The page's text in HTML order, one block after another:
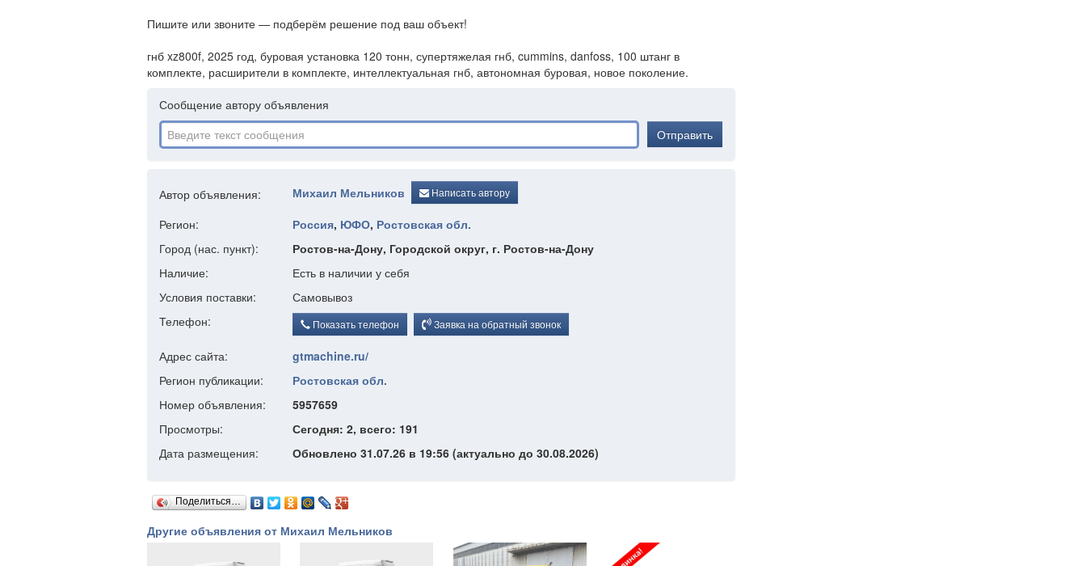
Пишите или звоните — подберём решение под ваш объект!
гнб xz800f, 2025 год, буровая установка 120 тонн, супертяжелая гнб, cummins, danfoss, 100 штанг в
комплекте, расширители в комплекте, интеллектуальная гнб, автономная буровая, новое поколение.
Сообщение автору объявления
Отправить
Автор объявления: Михаил Мельников Написать автору
Регион: Россия, ЮФО, Ростовская обл.
Город (нас. пункт):
Ростов-на-Дону, Городской округ, г. Ростов-на-Дону
Наличие:
Есть в наличии у себя
Условия поставки:
Самовывоз
Телефон:
Показать телефон Заявка на обратный звонок
Адрес сайта:
gtmachine.ru/
Регион публикации:
Ростовская обл.
Номер объявления:
5957659
Просмотры:
Сегодня: 2, всего: 191
Дата размещения:
Обновлено 31.07.26 в 19:56 (актуально до 30.08.2026)
Поделиться…
Другие объявления от Михаил Мельников